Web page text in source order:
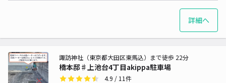
詳細へ
橋本邸♯上池台4丁目akippa駐車場
諏訪神社（東京都大田区東馬込）まで徒歩 22分
4.9 / 11件